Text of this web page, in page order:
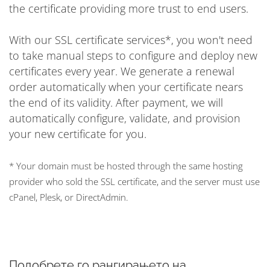
the certificate providing more trust to end users.
With our SSL certificate services*, you won't need
to take manual steps to configure and deploy new
certificates every year. We generate a renewal
order automatically when your certificate nears
the end of its validity. After payment, we will
automatically configure, validate, and provision
your new certificate for you.
* Your domain must be hosted through the same hosting
provider who sold the SSL certificate, and the server must use
cPanel, Plesk, or DirectAdmin.